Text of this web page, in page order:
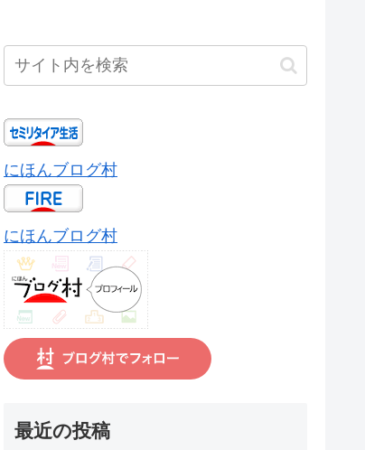
にほんブログ村
にほんブログ村
最近の投稿